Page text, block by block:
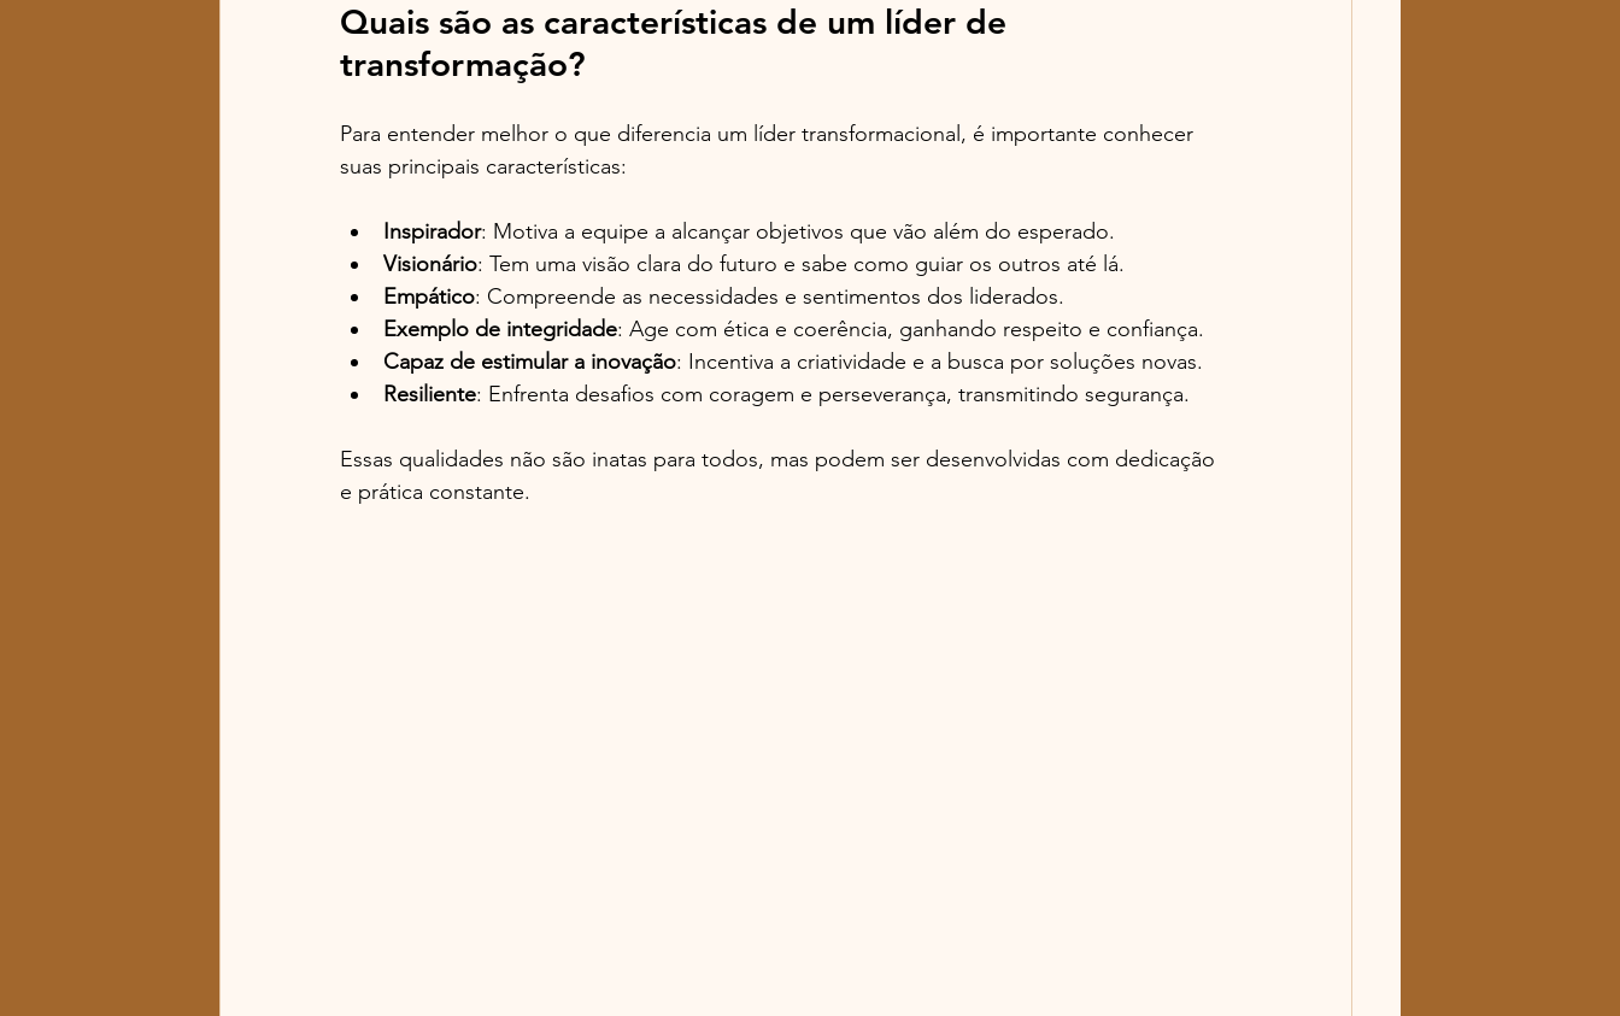
Quais são as características de um líder de
transformação?
Para entender melhor o que diferencia um líder transformacional, é importante conhecer
suas principais características:
Inspirador: Motiva a equipe a alcançar objetivos que vão além do esperado.
Visionário: Tem uma visão clara do futuro e sabe como guiar os outros até lá.
Empático: Compreende as necessidades e sentimentos dos liderados.
Exemplo de integridade: Age com ética e coerência, ganhando respeito e confiança.
Capaz de estimular a inovação: Incentiva a criatividade e a busca por soluções novas.
Resiliente: Enfrenta desafios com coragem e perseverança, transmitindo segurança.
Essas qualidades não são inatas para todos, mas podem ser desenvolvidas com dedicação
e prática constante.